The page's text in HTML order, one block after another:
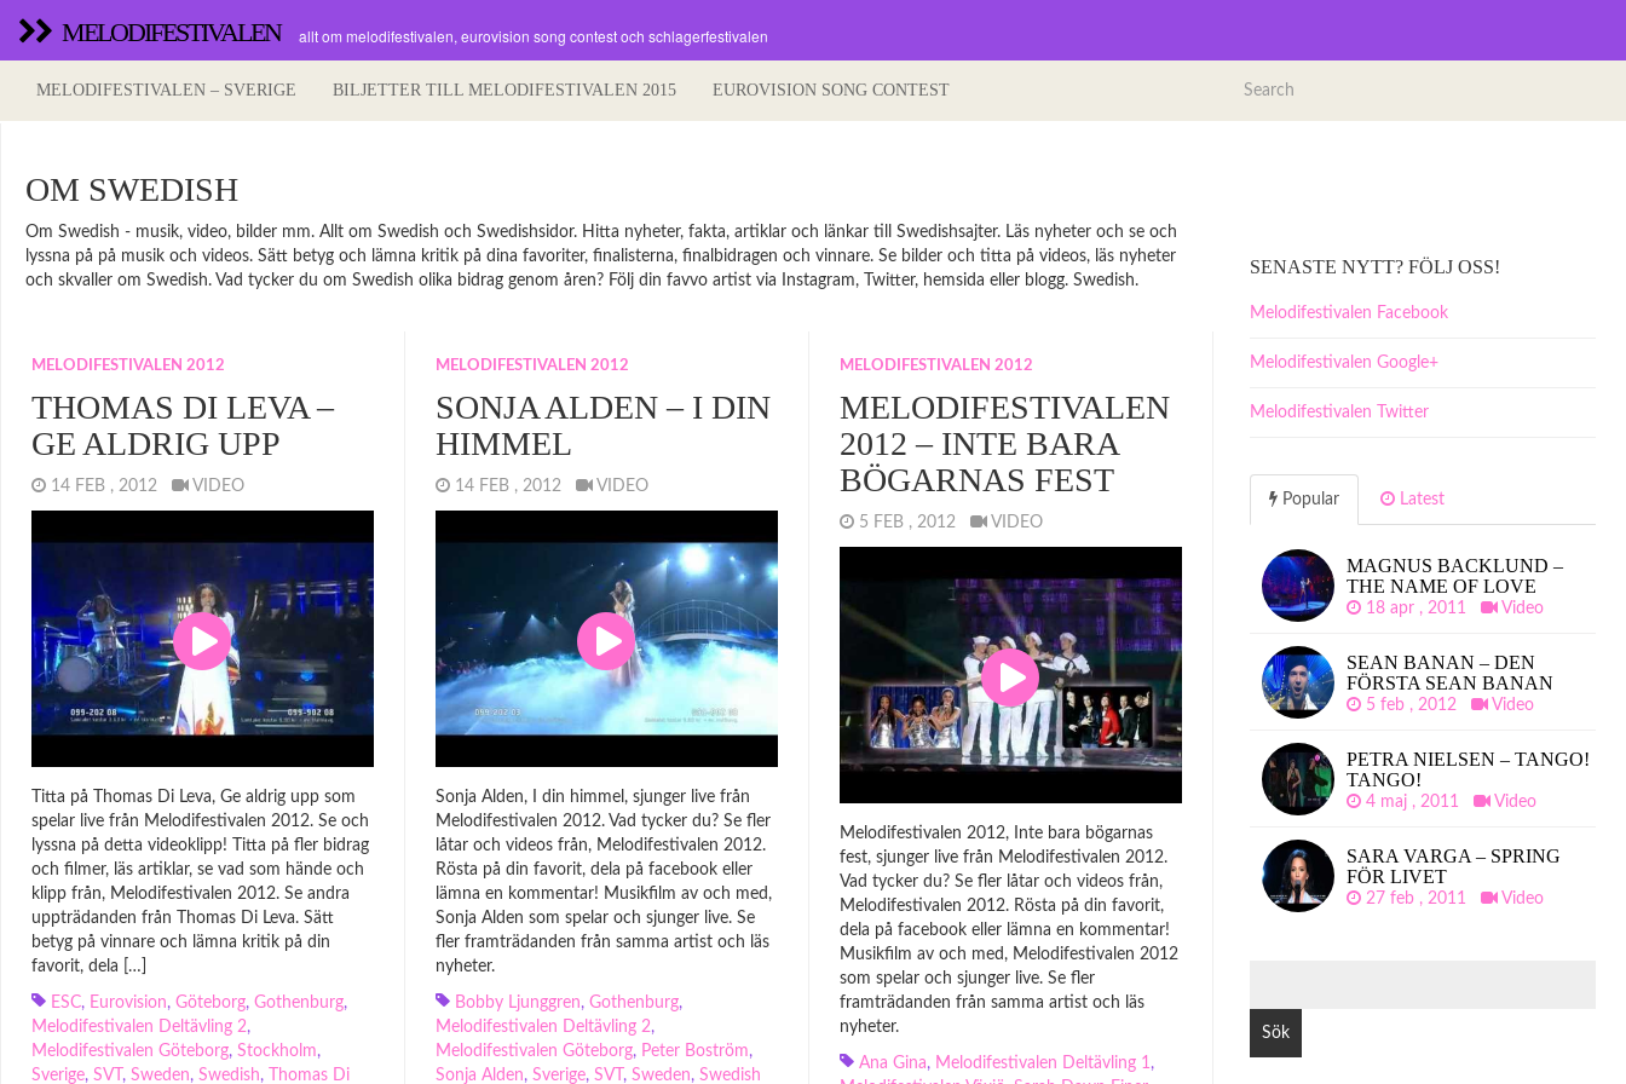
MELODIFESTIVALEN allt om melodifestivalen, eurovision song contest och schlagerfestivalen
MELODIFESTIVALEN – SVERIGE BILJETTER TILL MELODIFESTIVALEN 2015 EUROVISION SONG CONTEST
OM SWEDISH
Om Swedish - musik, video, bilder mm. Allt om Swedish och Swedishsidor. Hitta nyheter, fakta, artiklar och länkar till Swedishsajter. Läs nyheter och se och
lyssna på på musik och videos. Sätt betyg och lämna kritik på dina favoriter, finalisterna, finalbidragen och vinnare. Se bilder och titta på videos, läs nyheter
och skvaller om Swedish. Vad tycker du om Swedish olika bidrag genom åren? Följ din favvo artist via Instagram, Twitter, hemsida eller blogg. Swedish.
MELODIFESTIVALEN 2012
THOMAS DI LEVA –
GE ALDRIG UPP
14 FEB , 2012 VIDEO
Titta på Thomas Di Leva, Ge aldrig upp som
spelar live från Melodifestivalen 2012. Se och
lyssna på detta videoklipp! Titta på fler bidrag
och filmer, läs artiklar, se vad som hände och
klipp från, Melodifestivalen 2012. Se andra
uppträdanden från Thomas Di Leva. Sätt
betyg på vinnare och lämna kritik på din
favorit, dela […]
ESC, Eurovision, Göteborg, Gothenburg,
Melodifestivalen Deltävling 2,
Melodifestivalen Göteborg, Stockholm,
Sverige, SVT , Sweden, Swedish, Thomas Di
MELODIFESTIVALEN 2012
SONJA ALDEN – I DIN
HIMMEL
14 FEB , 2012 VIDEO
Sonja Alden, I din himmel, sjunger live från
Melodifestivalen 2012. Vad tycker du? Se fler
låtar och videos från, Melodifestivalen 2012.
Rösta på din favorit, dela på facebook eller
lämna en kommentar! Musikfilm av och med,
Sonja Alden som spelar och sjunger live. Se
fler framträdanden från samma artist och läs
nyheter.
Bobby Ljunggren, Gothenburg,
Melodifestivalen Deltävling 2,
Melodifestivalen Göteborg, Peter Boström,
Sonja Alden, Sverige, SVT , Sweden, Swedish
MELODIFESTIVALEN 2012
MELODIFESTIVALEN
2012 – INTE BARA
BÖGARNAS FEST
5 FEB , 2012 VIDEO
Melodifestivalen 2012, Inte bara bögarnas
fest, sjunger live från Melodifestivalen 2012.
Vad tycker du? Se fler låtar och videos från,
Melodifestivalen 2012. Rösta på din favorit,
dela på facebook eller lämna en kommentar!
Musikfilm av och med, Melodifestivalen 2012
som spelar och sjunger live. Se fler
framträdanden från samma artist och läs
nyheter.
Ana Gina, Melodifestivalen Deltävling 1,
SENASTE NYTT? FÖLJ OSS!
Melodifestivalen Facebook
Melodifestivalen Google+
Melodifestivalen Twitter
Popular Latest
MAGNUS BACKLUND –
THE NAME OF LOVE
18 apr , 2011 Video
SEAN BANAN – DEN
FÖRSTA SEAN BANAN
5 feb , 2012 Video
PETRA NIELSEN – TANGO!
TANGO!
4 maj , 2011 Video
SARA VARGA – SPRING
FÖR LIVET
27 feb , 2011 Video